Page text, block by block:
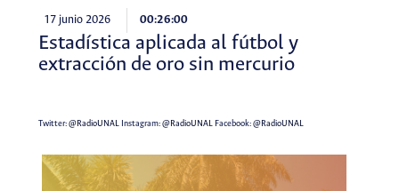
17 junio 2026 00:26:00
Estadística aplicada al fútbol y
extracción de oro sin mercurio
Twitter:@RadioUNALInstagram:@RadioUNALFacebook:@RadioUNAL